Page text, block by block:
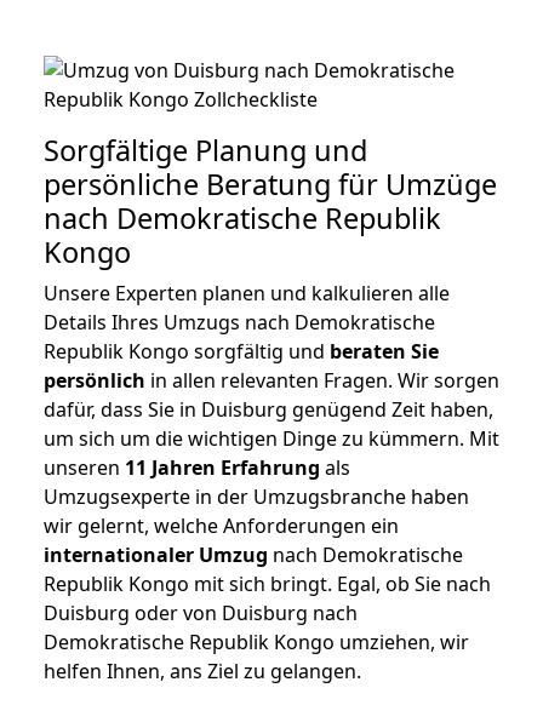
Sorgfältige Planung und
persönliche Beratung für Umzüge
nach Demokratische Republik
Kongo
Unsere Experten planen und kalkulieren alle
Details Ihres Umzugs nach Demokratische
Republik Kongo sorgfältig und beraten Sie
persönlich in allen relevanten Fragen. Wir sorgen
dafür, dass Sie in Duisburg genügend Zeit haben,
um sich um die wichtigen Dinge zu kümmern. Mit
unseren 11 Jahren Erfahrung als
Umzugsexperte in der Umzugsbranche haben
wir gelernt, welche Anforderungen ein
internationaler Umzug nach Demokratische
Republik Kongo mit sich bringt. Egal, ob Sie nach
Duisburg oder von Duisburg nach
Demokratische Republik Kongo umziehen, wir
helfen Ihnen, ans Ziel zu gelangen.